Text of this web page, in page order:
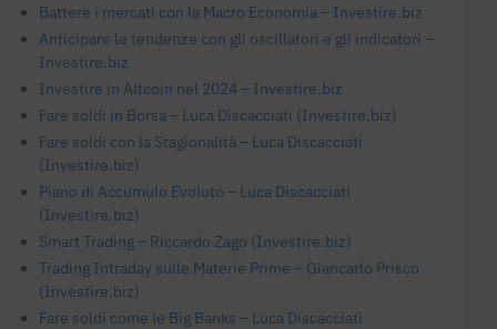
Battere i mercati con la Macro Economia – Investire.biz
Anticipare le tendenze con gli oscillatori e gli indicatori –
Investire.biz
Investire in Altcoin nel 2024 – Investire.biz
Fare soldi in Borsa – Luca Discacciati (Investire.biz)
Fare soldi con la Stagionalità – Luca Discacciati
(Investire.biz)
Piano di Accumulo Evoluto – Luca Discacciati
(Investire.biz)
Smart Trading – Riccardo Zago (Investire.biz)
Trading Intraday sulle Materie Prime – Giancarlo Prisco
(Investire.biz)
Fare soldi come le Big Banks – Luca Discacciati